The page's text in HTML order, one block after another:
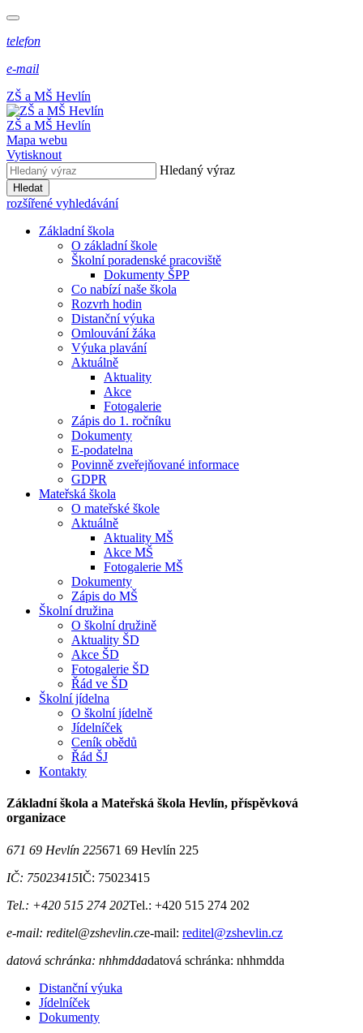
telefon
e-mail
ZŠ a MŠ Hevlín
ZŠ a MŠ Hevlín
Mapa webu
Vytisknout
Hledaný výraz
Hledat
rozšířené vyhledávání
Základní škola
O základní škole
Školní poradenské pracoviště
Dokumenty ŠPP
Co nabízí naše škola
Rozvrh hodin
Distanční výuka
Omlouvání žáka
Výuka plavání
Aktuálně
Aktuality
Akce
Fotogalerie
Zápis do 1. ročníku
Dokumenty
E-podatelna
Povinně zveřejňované informace
GDPR
Mateřská škola
O mateřské škole
Aktuálně
Aktuality MŠ
Akce MŠ
Fotogalerie MŠ
Dokumenty
Zápis do MŠ
Školní družina
O školní družině
Aktuality ŠD
Akce ŠD
Fotogalerie ŠD
Řád ve ŠD
Školní jídelna
O školní jídelně
Jídelníček
Ceník obědů
Řád ŠJ
Kontakty
Základní škola a Mateřská škola Hevlín, příspěvková
organizace
671 69 Hevlín 225671 69 Hevlín 225
IČ: 75023415IČ: 75023415
Tel.: +420 515 274 202Tel.: +420 515 274 202
e-mail: reditel@zshevlin.cze-mail: reditel@zshevlin.cz
datová schránka: nhhmddadatová schránka: nhhmdda
Distanční výuka
Jídelníček
Dokumenty